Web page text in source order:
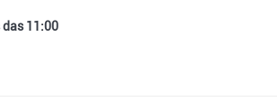
das 11:00